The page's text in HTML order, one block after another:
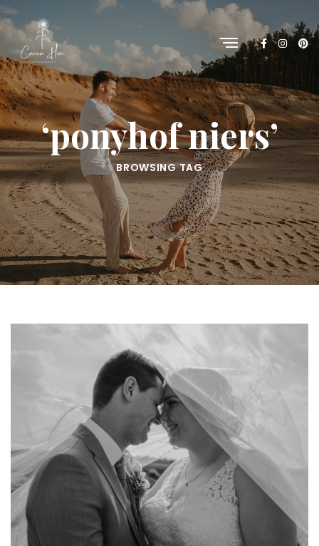
‘ponyhof niers’
BROWSING TAG